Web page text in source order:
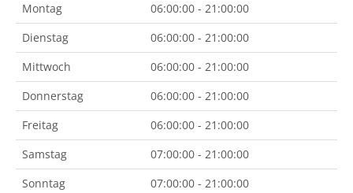
Montag
06:00:00 - 21:00:00
Dienstag
06:00:00 - 21:00:00
Mittwoch
06:00:00 - 21:00:00
Donnerstag
06:00:00 - 21:00:00
Freitag
06:00:00 - 21:00:00
Samstag
07:00:00 - 21:00:00
Sonntag
07:00:00 - 21:00:00